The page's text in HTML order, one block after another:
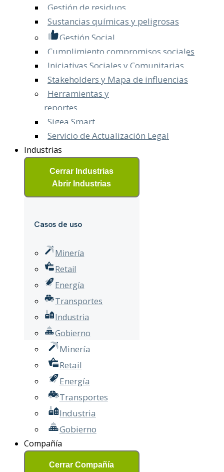
Gestión de residuos
Sustancias químicas y peligrosas
Gestión Social
Cumplimiento compromisos sociales
Iniciativas Sociales y Comunitarias
Stakeholders y Mapa de influencias
Herramientas y
reportes
Sigea Smart
Servicio de Actualización Legal​
Industrias
Cerrar Industrias
Abrir Industrias
Casos de uso
Minería
Retail
Energía
Transportes
Industria
Gobierno
Minería
Retail
Energía
Transportes
Industria
Gobierno
Compañía
Cerrar Compañía